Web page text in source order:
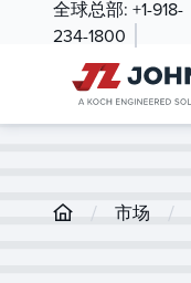
全球总部: +1-918-
234-1800
/ 市场 /